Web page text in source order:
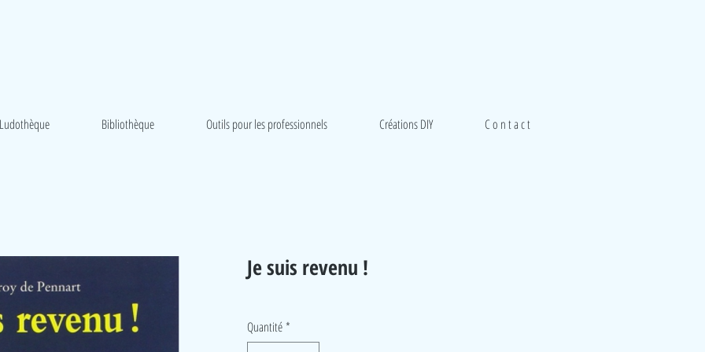
Bibliothèque Outils pour les professionnels Créations DIY C o n t a c t
Je suis revenu !
Quantité *